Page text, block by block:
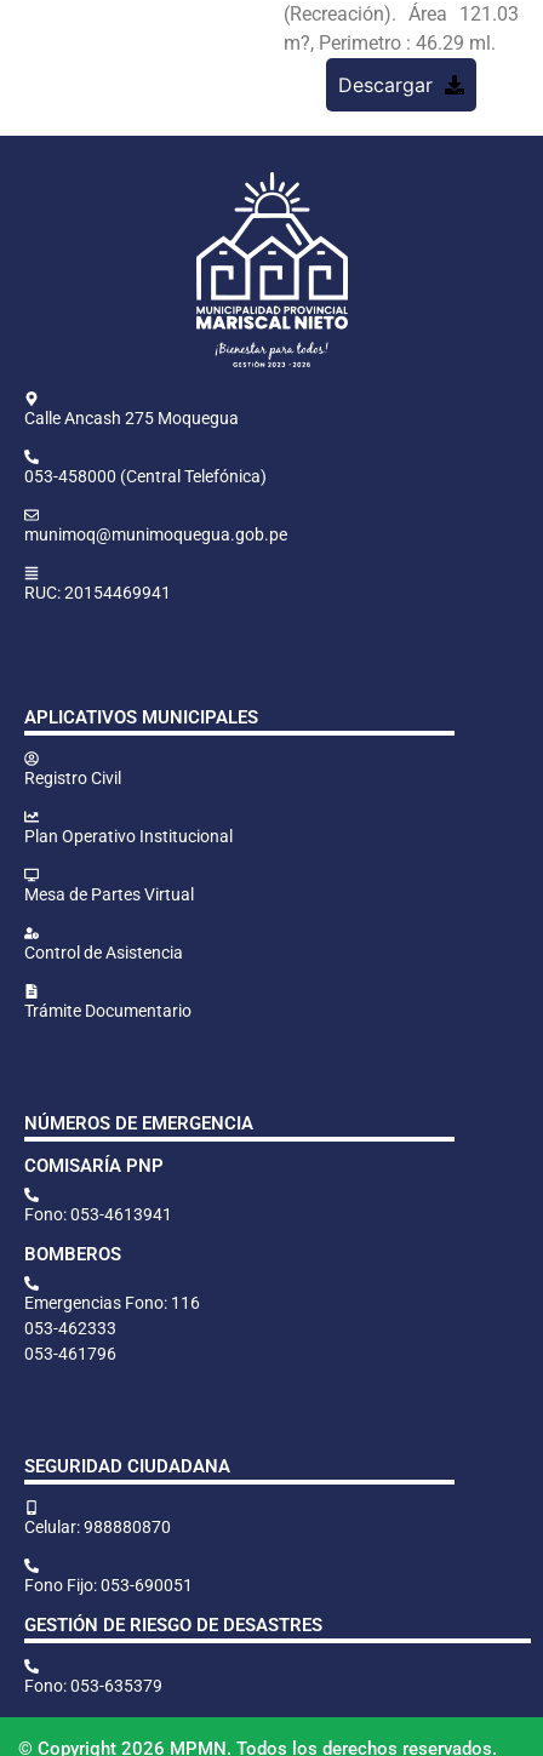
(Recreación). Área 121.03
m?, Perimetro : 46.29 ml.
Descargar
Calle Ancash 275 Moquegua
053-458000 (Central Telefónica)
munimoq@munimoquegua.gob.pe
RUC: 20154469941
APLICATIVOS MUNICIPALES
Registro Civil
Plan Operativo Institucional
Mesa de Partes Virtual
Control de Asistencia
Trámite Documentario
NÚMEROS DE EMERGENCIA
COMISARÍA PNP
Fono: 053-4613941
BOMBEROS
Emergencias Fono: 116
053-462333
053-461796
SEGURIDAD CIUDADANA
Celular: 988880870
Fono Fijo: 053-690051
GESTIÓN DE RIESGO DE DESASTRES
Fono: 053-635379
© Copyright 2026 MPMN. Todos los derechos reservados.